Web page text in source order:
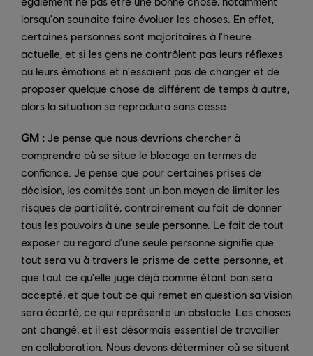
lorsqu'on souhaite faire évoluer les choses. En effet,
certaines personnes sont majoritaires à l'heure
actuelle, et si les gens ne contrôlent pas leurs réflexes
ou leurs émotions et n'essaient pas de changer et de
proposer quelque chose de différent de temps à autre,
alors la situation se reproduira sans cesse.
GM : Je pense que nous devrions chercher à
comprendre où se situe le blocage en termes de
confiance. Je pense que pour certaines prises de
décision, les comités sont un bon moyen de limiter les
risques de partialité, contrairement au fait de donner
tous les pouvoirs à une seule personne. Le fait de tout
exposer au regard d'une seule personne signifie que
tout sera vu à travers le prisme de cette personne, et
que tout ce qu'elle juge déjà comme étant bon sera
accepté, et que tout ce qui remet en question sa vision
sera écarté, ce qui représente un obstacle. Les choses
ont changé, et il est désormais essentiel de travailler
en collaboration. Nous devons déterminer où se situent